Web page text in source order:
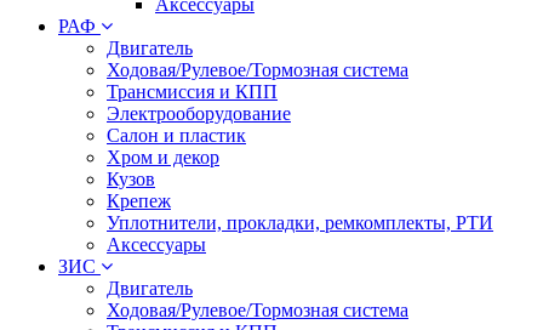
Аксессуары
РАФ
Двигатель
Ходовая/Рулевое/Тормозная система
Трансмиссия и КПП
Электрооборудование
Салон и пластик
Хром и декор
Кузов
Крепеж
Уплотнители, прокладки, ремкомплекты, РТИ
Аксессуары
ЗИС
Двигатель
Ходовая/Рулевое/Тормозная система